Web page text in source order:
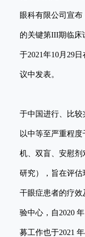
眼科有限公司宣
的关键第III期临床
于2021年10月29
议中发表。
于中国进行、比较
以中等至严重程
机、双盲、安慰剂
研究），旨在评
干眼症患者的疗
验中心，自2020
募工作也于2021